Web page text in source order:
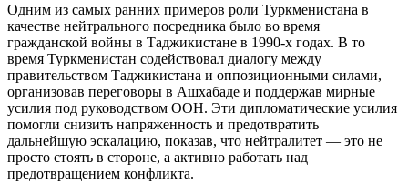
Одним из самых ранних примеров роли Туркменистана в
качестве нейтрального посредника было во время
гражданской войны в Таджикистане в 1990-х годах. В то
время Туркменистан содействовал диалогу между
правительством Таджикистана и оппозиционными силами,
организовав переговоры в Ашхабаде и поддержав мирные
усилия под руководством ООН. Эти дипломатические усилия
помогли снизить напряженность и предотвратить
дальнейшую эскалацию, показав, что нейтралитет — это не
просто стоять в стороне, а активно работать над
предотвращением конфликта.